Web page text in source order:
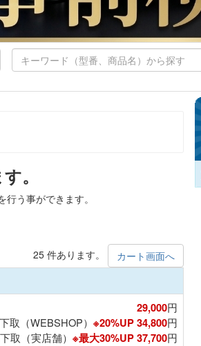
。
う事ができます。
25 件あります。 カート画面へ
29,000円
取（WEBSHOP） ※20%UP 34,800円
取（実店舗） ※最大30%UP 37,700円